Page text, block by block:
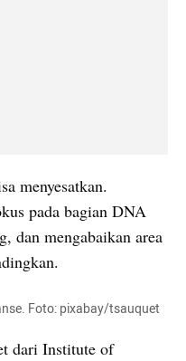
menyesatkan.
pada bagian DNA
dan mengabaikan area
Foto: pixabay/tsauquet
dari Institute of